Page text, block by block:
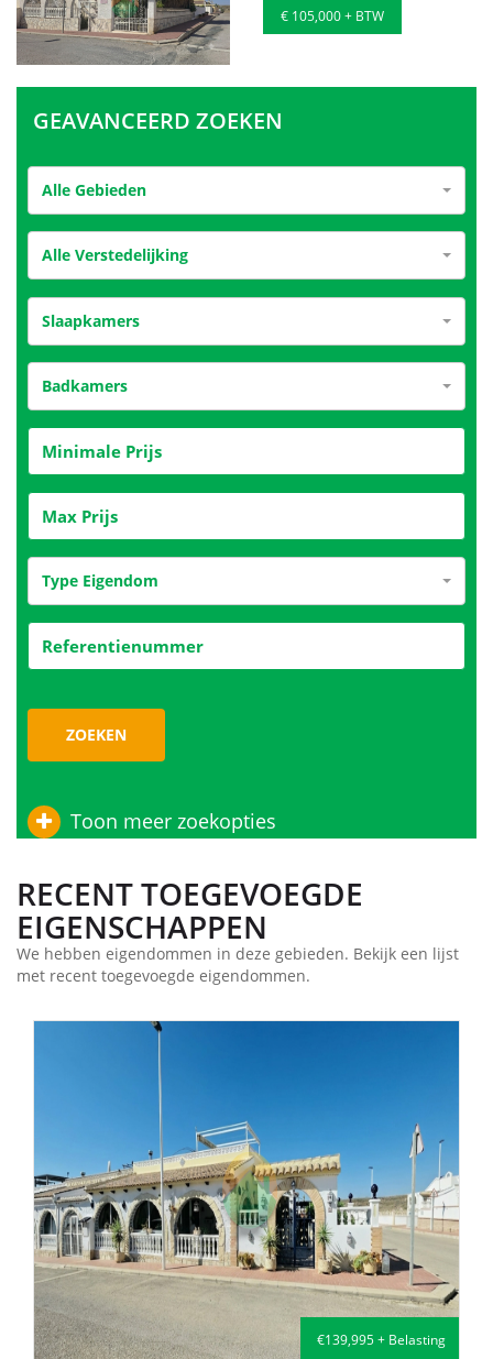
€ 105,000 + BTW
GEAVANCEERD ZOEKEN
Alle Gebieden
Alle Verstedelijking
Slaapkamers
Badkamers
Type Eigendom
ZOEKEN
Toon meer zoekopties
RECENT TOEGEVOEGDE
EIGENSCHAPPEN
We hebben eigendommen in deze gebieden. Bekijk een lijst
met recent toegevoegde eigendommen.
€114,000 + Belasting